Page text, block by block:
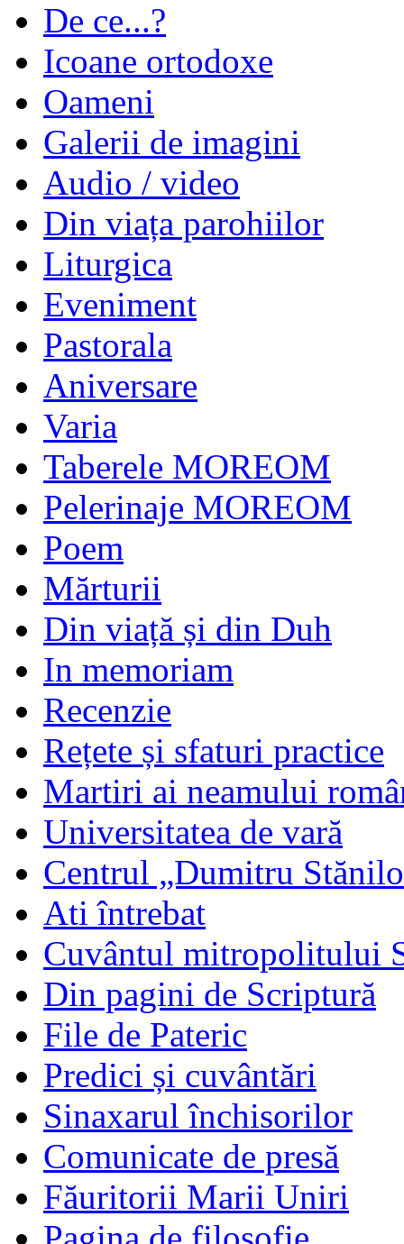
De ce...?
Icoane ortodoxe
Oameni
Galerii de imagini
Audio / video
Din viața parohiilor
Liturgica
Eveniment
Pastorala
Aniversare
Varia
Taberele MOREOM
Pelerinaje MOREOM
Poem
Mărturii
Din viață și din Duh
In memoriam
Recenzie
Rețete și sfaturi practice
Martiri ai neamului
Universitatea de vară
Centrul „Dumitru
Ati întrebat
Cuvântul mitropolitului
Din pagini de Scriptură
File de Pateric
Predici și cuvântări
Sinaxarul închisorilor
Comunicate de presă
Făuritorii Marii Uniri